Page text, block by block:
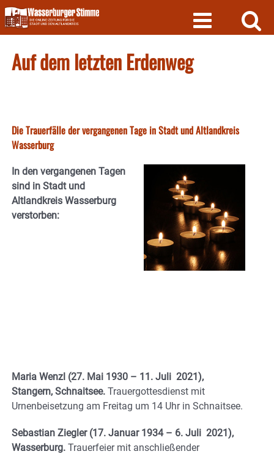
Skip
to
content
Auf dem letzten Erdenweg
Die Trauerfälle der vergangenen Tage in Stadt und Altlandkreis
Wasserburg
In den vergangenen Tagen
sind in Stadt und
Altlandkreis Wasserburg
verstorben:
Maria Wenzl (27. Mai 1930 – 11. Juli 2021),
Stangern, Schnaitsee. Trauergottesdienst mit
Urnenbeisetzung am Freitag um 14 Uhr in Schnaitsee.
Sebastian Ziegler (17. Januar 1934 – 6. Juli 2021),
Wasserburg. Trauerfeier mit anschließender